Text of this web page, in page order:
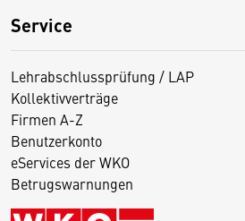
Service
Lehrabschlussprüfung / LAP
Kollektivverträge
Firmen A-Z
Benutzerkonto
eServices der WKO
Betrugswarnungen